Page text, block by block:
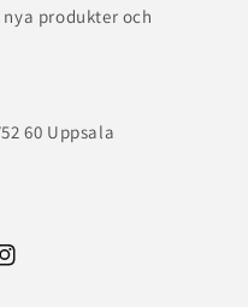
produkter och
60 Uppsala